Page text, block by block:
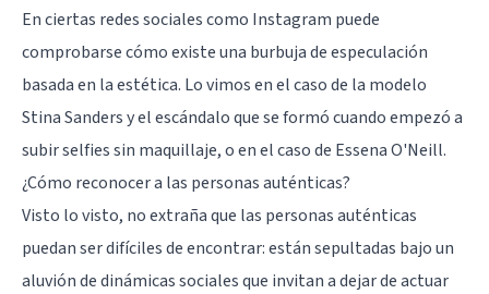
En ciertas redes sociales como Instagram puede
comprobarse cómoexiste una burbuja de especulación
basada en la estética. Lo vimos en el caso de la modelo
Stina Sanders y el escándalo que se formó cuando empezó a
subir selfies sin maquillaje, o en el caso de Essena O'Neill.
¿Cómo reconocer a las personas auténticas?
Visto lo visto, no extraña que las personas auténticas
puedan ser difíciles de encontrar: están sepultadas bajo un
aluvión de dinámicas sociales que invitan a dejar de actuar